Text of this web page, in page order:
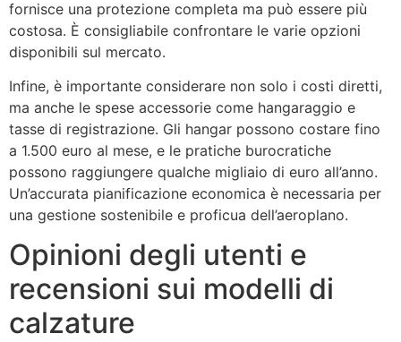
fornisce una protezione completa ma può essere più
costosa. È consigliabile confrontare le varie opzioni
disponibili sul mercato.
Infine, è importante considerare non solo i costi diretti,
ma anche le spese accessorie come hangaraggio e
tasse di registrazione. Gli hangar possono costare fino
a 1.500 euro al mese, e le pratiche burocratiche
possono raggiungere qualche migliaio di euro all’anno.
Un’accurata pianificazione economica è necessaria per
una gestione sostenibile e proficua dell’aeroplano.
Opinioni degli utenti e
recensioni sui modelli di
calzature